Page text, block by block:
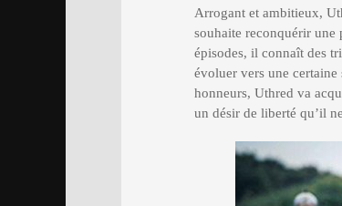
Arrogant et ambitieux,
souhaite reconquérir
épisodes, il connaît des
évoluer vers une certaine
honneurs, Uthred va
un désir de liberté qu’il